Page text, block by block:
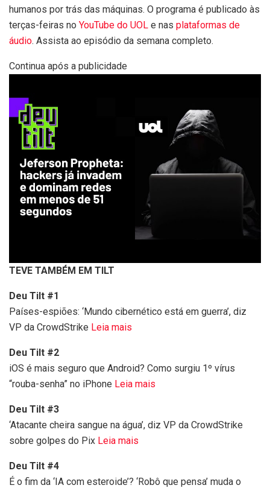
humanos por trás das máquinas. O programa é publicado às
terças-feiras no YouTube do UOL e nas plataformas de
áudio. Assista ao episódio da semana completo.
Continua após a publicidade
TEVE TAMBÉM EM TILT
Deu Tilt #1
Países-espiões: ‘Mundo cibernético está em guerra’, diz
VP da CrowdStrike Leia mais
Deu Tilt #2
iOS é mais seguro que Android? Como surgiu 1º vírus
“rouba-senha” no iPhone Leia mais
Deu Tilt #3
‘Atacante cheira sangue na água’, diz VP da CrowdStrike
sobre golpes do Pix Leia mais
Deu Tilt #4
É o fim da ‘IA com esteroide’? ‘Robô que pensa’ muda o